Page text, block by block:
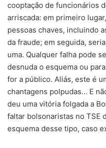
cooptação de funcionários
arriscada: em primeiro
pessoas chaves, incluindo
da fraude; em seguida,
uma. Qualquer falha pode
desnuda o esquema ou
for a público. Aliás, este é
chantagens polpudas… E
deu uma vitória folgada a
faltar bolsonaristas no TSE
esquema desse tipo, caso